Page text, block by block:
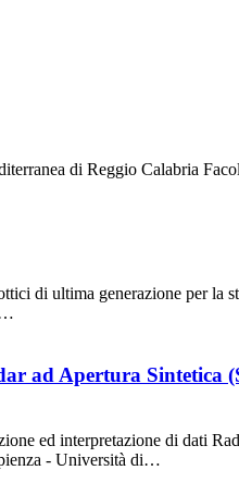
di Reggio Calabria
di ultima generazione per la
ad Apertura
ed interpretazione di dati
- Università di…